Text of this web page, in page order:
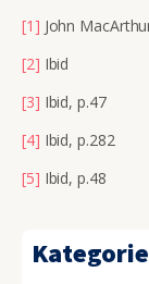
[1] John
[2] Ibid
[3] Ibid, p.47
[4] Ibid, p.282
[5] Ibid, p.48